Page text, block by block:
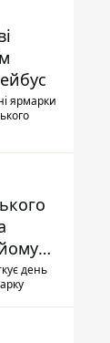
ярмарки
день